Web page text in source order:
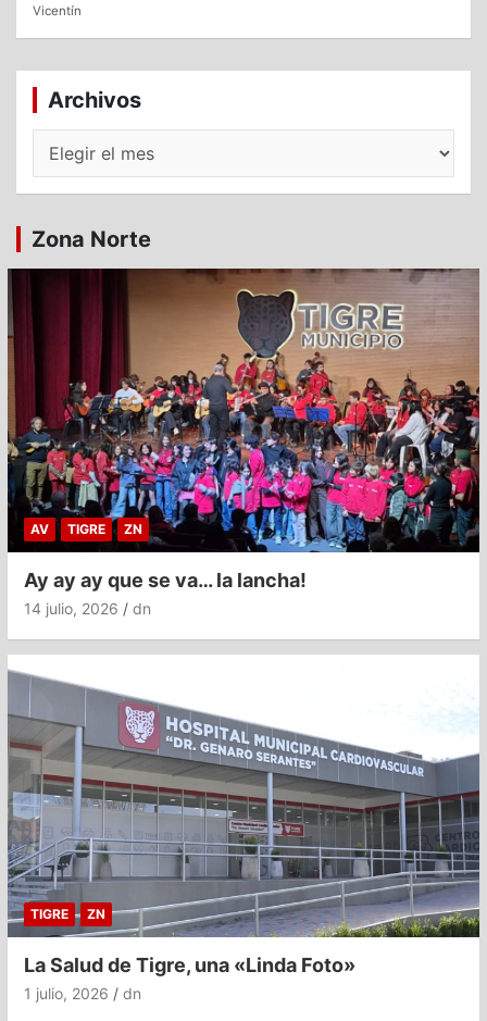
Vicentín
Archivos
Archivos
Zona Norte
AV TIGRE ZN
Ay ay ay que se va… la lancha!
14 julio, 2026 dn
TIGRE ZN
La Salud de Tigre, una «Linda Foto»
1 julio, 2026 dn